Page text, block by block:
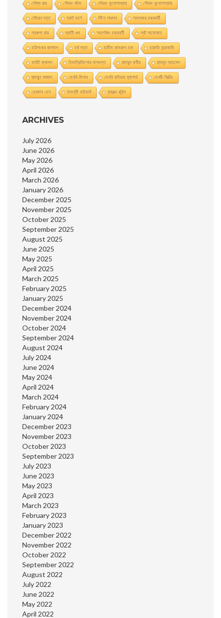
সৌম্য রায় সৌরভ ঘটক সৌরভ মুখােপাধ্যায় সৌরভ মুখোপাধ্যায়
সৌরেন দত্ত স্কট মর্লে স্টিগ লারসন স্বপ্নময় চক্রবর্তী
স্বরুপা রায় স্বাতী গুহ স্মরণজিৎ চক্রবর্তী স্যাঁ সাফোয়াত
হরিশংকর জলদাস হর্ষ দত্ত হামীম কামরুল হক হারুকি মুরাকামি
হার্বাট ক্যাসল হিমাদ্রিকিশাের দাশগুপ্ত হুমায়ুন কবীর হুমায়ূন আহমেদ
হুমায়ুন আজাদ হেনরি মিলার হেনরি রাইডার হ্যাগার্ড হেনরী ফিল্ডিং
হেরমান হেস হৈমন্তী ভট্টাচার্য হ্যারল্ড রবিন্স
ARCHIVES
July 2026
June 2026
May 2026
April 2026
March 2026
January 2026
December 2025
November 2025
October 2025
September 2025
August 2025
June 2025
May 2025
April 2025
March 2025
February 2025
January 2025
December 2024
November 2024
October 2024
September 2024
August 2024
July 2024
June 2024
May 2024
April 2024
March 2024
February 2024
January 2024
December 2023
November 2023
October 2023
September 2023
July 2023
June 2023
May 2023
April 2023
March 2023
February 2023
January 2023
December 2022
November 2022
October 2022
September 2022
August 2022
July 2022
June 2022
May 2022
April 2022